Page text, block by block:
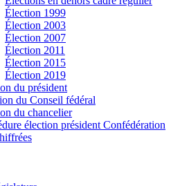
Élection 1999
Élection 2003
Élection 2007
Élection 2011
Élection 2015
Élection 2019
du président
du Conseil fédéral
du chancelier
élection président Confédération